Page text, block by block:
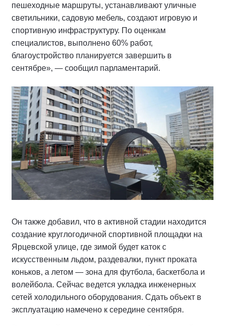
пешеходные маршруты, устанавливают уличные
светильники, садовую мебель, создают игровую и
спортивную инфраструктуру. По оценкам
специалистов, выполнено 60% работ,
благоустройство планируется завершить в
сентябре», — сообщил парламентарий.
Он также добавил, что в активной стадии находится
создание круглогодичной спортивной площадки на
Ярцевской улице, где зимой будет каток с
искусственным льдом, раздевалки, пункт проката
коньков, а летом — зона для футбола, баскетбола и
волейбола. Сейчас ведется укладка инженерных
сетей холодильного оборудования. Сдать объект в
эксплуатацию намечено к середине сентября.